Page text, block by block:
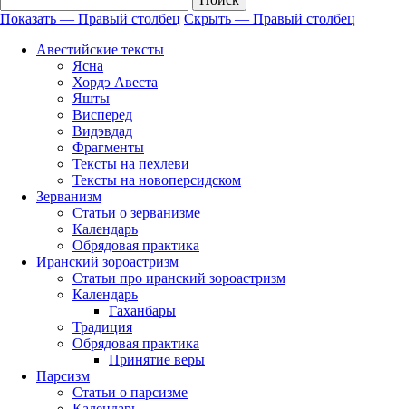
Правый
столбец
Показать — Правый столбец Скрыть — Правый столбец
Авестийские тексты
Ясна
Хордэ Авеста
Яшты
Висперед
Видэвдад
Фрагменты
Тексты на пехлеви
Тексты на новоперсидском
Зерванизм
Статьи о зерванизме
Календарь
Обрядовая практика
Иранский зороастризм
Статьи про иранский зороастризм
Календарь
Гаханбары
Традиция
Обрядовая практика
Принятие веры
Парсизм
Статьи о парсизме